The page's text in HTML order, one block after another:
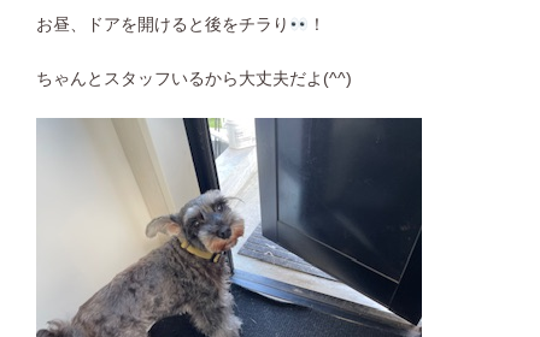
お昼、ドアを開けると後をチラり ！
ちゃんとスタッフいるから大丈夫だよ(^^)